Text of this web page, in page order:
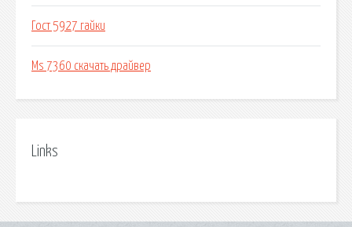
Гост 5927 гайки
Ms 7360 скачать драйвер
Links